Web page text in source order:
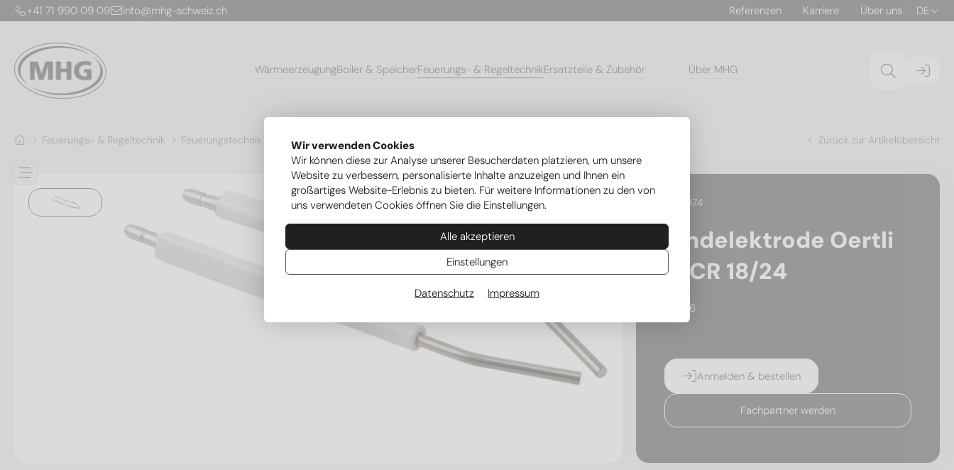
Wir verwenden Cookies
Wir können diese zur Analyse unserer Besucherdaten platzieren, um unsere
Website zu verbessern, personalisierte Inhalte anzuzeigen und Ihnen ein
großartiges Website-Erlebnis zu bieten. Für weitere Informationen zu den von
uns verwendeten Cookies öffnen Sie die Einstellungen.
Alle akzeptieren
Einstellungen
Datenschutz Impressum
+41 71 990 09 09 info@mhg-schweiz.ch Referenzen Karriere Über uns DE
WärmeerzeugungBoiler & SpeicherFeuerungs- & RegeltechnikErsatzteile & Zubehör Über MHG
Feuerungs- & Regeltechnik Feuerungstechnik Zünd- & Ionisationselektroden Zurück zur Artikelübersicht
30.192374
Zündelektrode Oertli
OSCR 18/24
709286
Anmelden & bestellen
Fachpartner werden